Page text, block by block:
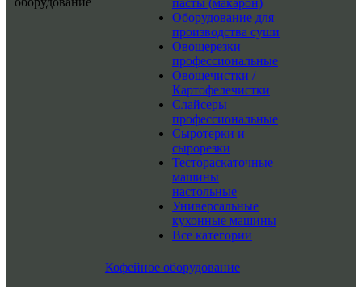
пасты (макарон)
Оборудование для
производства суши
Овощерезки
профессиональные
Овощечистки /
Картофелечистки
Слайсеры
профессиональные
Сыротерки и
сырорезки
Тестораскаточные
машины
настольные
Универсальные
кухонные машины
Все категории
Кофейное оборудование